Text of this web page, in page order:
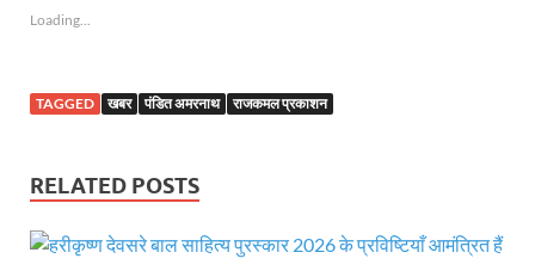
Loading...
TAGGED खबर पंडित अमरनाथ राजकमल प्रकाशन
RELATED POSTS